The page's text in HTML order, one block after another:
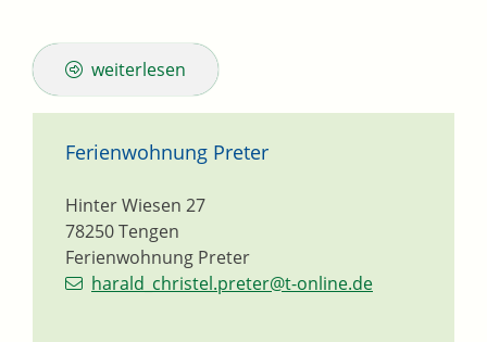
weiterlesen
Ferienwohnung Preter
Ferienwohnung Preter
Hinter Wiesen 27
78250Tengen
harald_christel.preter@t-online.de